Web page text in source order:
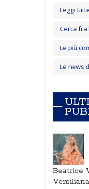
Leggi
Cerca fra
Le più
Le news
Beatrice
Versiliana